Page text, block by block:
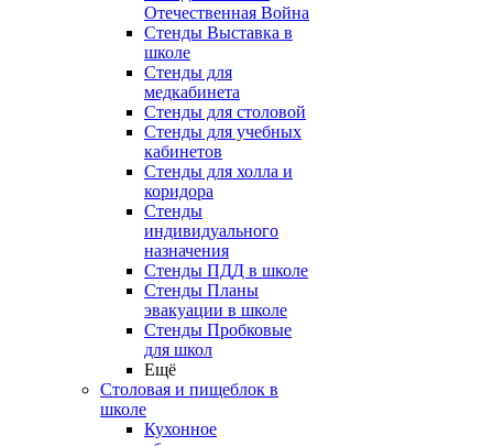
Отечественная Война
Стенды Выставка в
школе
Стенды для
медкабинета
Стенды для столовой
Стенды для учебных
кабинетов
Стенды для холла и
коридора
Стенды
индивидуального
назначения
Стенды ПДД в школе
Стенды Планы
эвакуации в школе
Стенды Пробковые
для школ
Ещё
Столовая и пищеблок в
школе
Кухонное